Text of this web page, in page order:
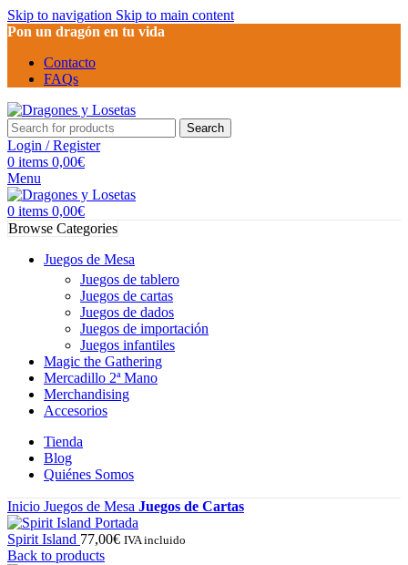
Skip to navigation Skip to main content
Pon un dragón en tu vida
Contacto
FAQs
Search
Login / Register
0 items 0,00€
Menu
0 items 0,00€
Browse Categories
Juegos de Mesa
Juegos de tablero
Juegos de cartas
Juegos de dados
Juegos de importación
Juegos infantiles
Magic the Gathering
Mercadillo 2ª Mano
Merchandising
Accesorios
Tienda
Blog
Quiénes Somos
Inicio Juegos de Mesa Juegos de Cartas
Spirit Island 77,00€ IVA incluido
Back to products